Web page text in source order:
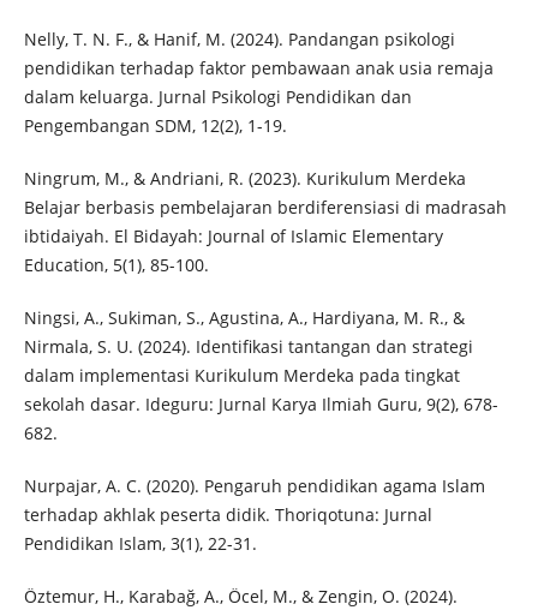
Nelly, T. N. F., & Hanif, M. (2024). Pandangan psikologi
pendidikan terhadap faktor pembawaan anak usia remaja
dalam keluarga. Jurnal Psikologi Pendidikan dan
Pengembangan SDM, 12(2), 1-19.
Ningrum, M., & Andriani, R. (2023). Kurikulum Merdeka
Belajar berbasis pembelajaran berdiferensiasi di madrasah
ibtidaiyah. El Bidayah: Journal of Islamic Elementary
Education, 5(1), 85-100.
Ningsi, A., Sukiman, S., Agustina, A., Hardiyana, M. R., &
Nirmala, S. U. (2024). Identifikasi tantangan dan strategi
dalam implementasi Kurikulum Merdeka pada tingkat
sekolah dasar. Ideguru: Jurnal Karya Ilmiah Guru, 9(2), 678-
682.
Nurpajar, A. C. (2020). Pengaruh pendidikan agama Islam
terhadap akhlak peserta didik. Thoriqotuna: Jurnal
Pendidikan Islam, 3(1), 22-31.
Öztemur, H., Karabağ, A., Öcel, M., & Zengin, O. (2024).